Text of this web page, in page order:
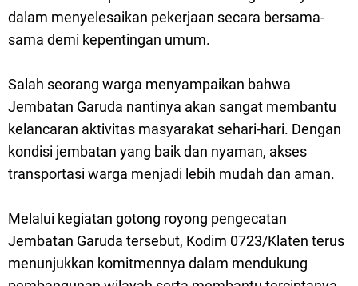
dalam menyelesaikan pekerjaan secara bersama-
sama demi kepentingan umum.
Salah seorang warga menyampaikan bahwa
Jembatan Garuda nantinya akan sangat membantu
kelancaran aktivitas masyarakat sehari-hari. Dengan
kondisi jembatan yang baik dan nyaman, akses
transportasi warga menjadi lebih mudah dan aman.
Melalui kegiatan gotong royong pengecatan
Jembatan Garuda tersebut, Kodim 0723/Klaten terus
menunjukkan komitmennya dalam mendukung